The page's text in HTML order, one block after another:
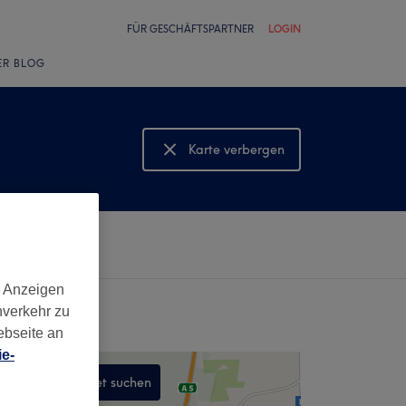
FÜR GESCHÄFTSPARTNER LOGIN
BLOG
Karte verbergen
Karte anzeigen
In diesem Gebiet suchen
zu
an